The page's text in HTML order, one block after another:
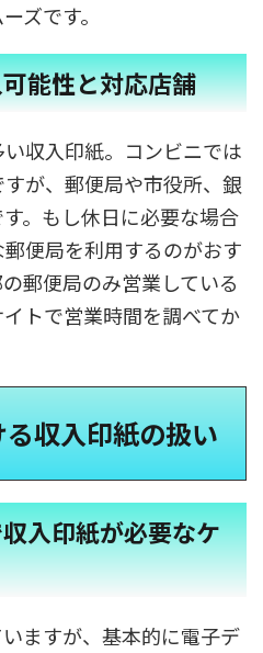
ズです。
能性と対応店舗
収入印紙。コンビニでは
が、郵便局や市役所、銀
。もし休日に必要な場合
便局を利用するのがおす
郵便局のみ営業している
トで営業時間を調べてか
収入印紙の扱い
入印紙が必要なケ
ますが、基本的に電子デ